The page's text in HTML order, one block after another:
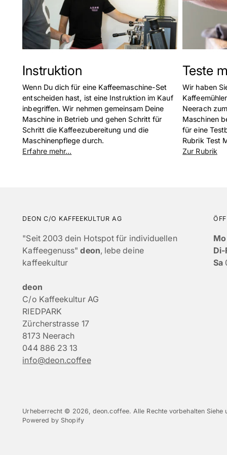
Instruktion
Wenn Du dich für eine Kaffeemaschine-Set
entscheiden hast, ist eine Instruktion im Kauf
inbegriffen. Wir nehmen gemeinsam Deine
Maschine in Betrieb und gehen Schritt für
Schritt die Kaffeezubereitung und die
Maschinenpflege durch.
Erfahre mehr...
Teste
Wir haben
Neerach
Maschinen
für eine
Rubrik Test
Zur Rubrik
DEON C/O KAFFEEKULTUR AG
"Seit 2003 dein Hotspot für individuellen
Kaffeegenuss"deon, lebe deine
kaffeekultur
deon
C/o Kaffeekultur AG
RIEDPARK
Zürcherstrasse 17
8173 Neerach
044 886 23 13
info@deon.coffee
Mo
Di-
Sa
Urheberrecht © 2026,deon.coffee. Alle Rechte vorbehalten
Powered by Shopify